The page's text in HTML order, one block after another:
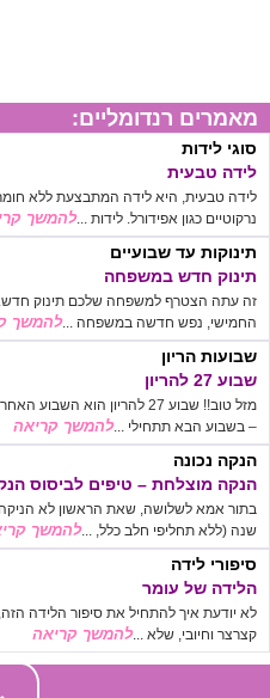
מאמרים רנדומליים:
סוגי לידות
לידה טבעית
לידה טבעית, היא לידה המתבצעת ללא
נרקוטיים כגון אפידורל. לידות ...להמשך
תינוקות עד שבועיים
תינוק חדש במשפחה
זה עתה הצטרף למשפחה שלכם תינוק חדש.
החמישי, נפש חדשה במשפחה ...להמשך
שבועות הריון
שבוע 27 להריון
מזל טוב!! שבוע 27 להריון הוא
– בשבוע הבא תתחילי ...להמשך קריאה
הנקה נכונה
הנקה מוצלחת – טיפים לביסוס
בתור אמא לשלושה, שאת הראשון לא
שנה (ללא תחליפי חלב כלל, ...להמשך
סיפורי לידה
הלידה של עומר
לא יודעת איך להתחיל את סיפור הלידה הזה,
קצרצר וחיובי, שלא ...להמשך קריאה